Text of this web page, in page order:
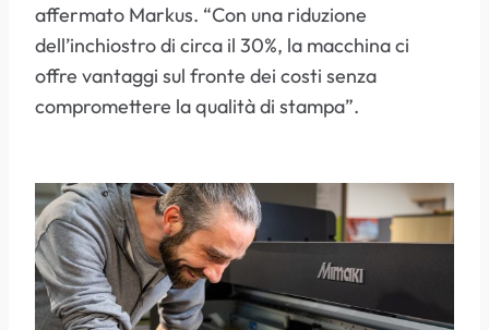
affermato Markus. “Con una riduzione
dell’inchiostro di circa il 30%, la macchina ci
offre vantaggi sul fronte dei costi senza
compromettere la qualità di stampa”.